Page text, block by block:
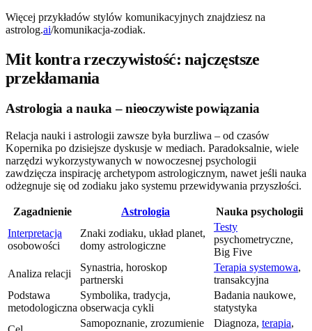
Więcej przykładów stylów komunikacyjnych znajdziesz na
astrolog.ai/komunikacja-zodiak.
Mit kontra rzeczywistość: najczęstsze
przekłamania
Astrologia a nauka – nieoczywiste powiązania
Relacja nauki i astrologii zawsze była burzliwa – od czasów
Kopernika po dzisiejsze dyskusje w mediach. Paradoksalnie, wiele
narzędzi wykorzystywanych w nowoczesnej psychologii
zawdzięcza inspirację archetypom astrologicznym, nawet jeśli nauka
odżegnuje się od zodiaku jako systemu przewidywania przyszłości.
Zagadnienie Astrologia
Nauka psychologii
Interpretacja
osobowości
Znaki zodiaku, układ planet,
domy astrologiczne
Testy
psychometryczne,
Big Five
Analiza relacji
Synastria, horoskop
partnerski
Terapia systemowa,
transakcyjna
Podstawa
metodologiczna
Symbolika, tradycja,
obserwacja cykli
Badania naukowe,
statystyka
Samopoznanie, zrozumienie
Diagnoza, terapia,